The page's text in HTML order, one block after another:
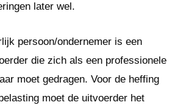
later wel.
persoon/ondernemer is een
die zich als een professionele
moet gedragen. Voor de heffing
moet de uitvoerder het